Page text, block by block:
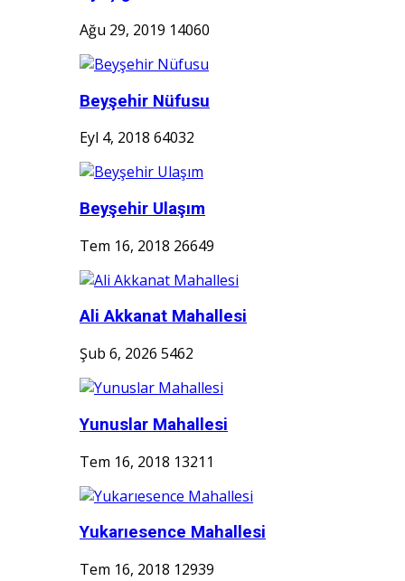
Ağu 29, 2019 14060
Beyşehir Nüfusu
Eyl 4, 2018 64032
Beyşehir Ulaşım
Tem 16, 2018 26649
Ali Akkanat Mahallesi
Şub 6, 2026 5462
Yunuslar Mahallesi
Tem 16, 2018 13211
Yukarıesence Mahallesi
Tem 16, 2018 12939